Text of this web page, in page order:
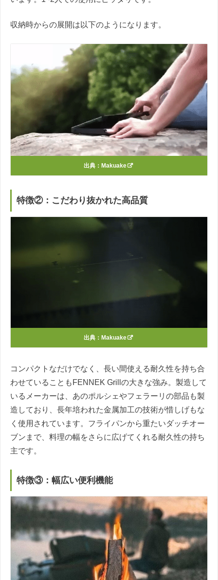
収納時からの展開は以下のようになります。
出典： Makuake
特徴②：こだわり抜かれた高品質
出典： Makuake
コンパクトなだけでなく、長い間使える耐久性を持ち合
わせていることもFENNEK Grillの大きな強み。製造して
いるメーカーは、あのポルシェやフェラーリの部品も製
造しており、長年培われた金属加工の技術が惜しげもな
く使用されています。フライパンから重たいダッチオー
ブンまで、料理の幅をさらに広げてくれる耐久性の持ち
主です。
特徴③：幅広い便利機能